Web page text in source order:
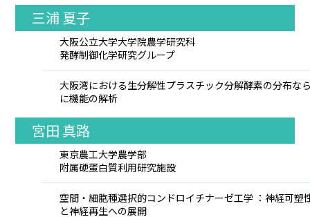
三浦 夏子
大阪公立大学大学院農学研究科
発酵制御化学研究グループ
大阪湾における生分解性プラスチック分解酵素の分布な
に機能の解析
宮田 真路
東京農工大学農学部
附属硬蛋白質利用研究施設
空間・細胞種選択的コンドロイチナーゼ工学 ：神経可塑
と神経再生への展開